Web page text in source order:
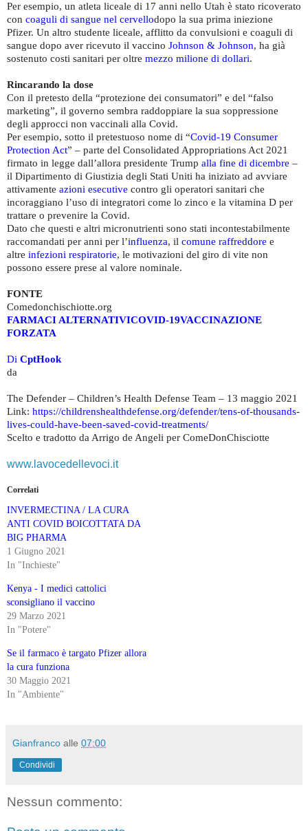
Per esempio, un atleta liceale di 17 anni nello Utah è stato ricoverato
con coaguli di sangue nel cervellodopo la sua prima iniezione
Pfizer. Un altro studente liceale, afflitto da convulsioni e coaguli di
sangue dopo aver ricevuto il vaccino Johnson & Johnson, ha già
sostenuto costi sanitari per oltre mezzo milione di dollari.
Rincarando la dose
Con il pretesto della “protezione dei consumatori” e del “falso
marketing”, il governo sembra raddoppiare la sua soppressione
degli approcci non vaccinali alla Covid.
Per esempio, sotto il pretestuoso nome di “Covid-19 Consumer
Protection Act” – parte del Consolidated Appropriations Act 2021
firmato in legge dall’allora presidente Trump alla fine di dicembre –
il Dipartimento di Giustizia degli Stati Uniti ha iniziato ad avviare
attivamente azioni esecutive contro gli operatori sanitari che
incoraggiano l’uso di integratori come lo zinco e la vitamina D per
trattare o prevenire la Covid.
Dato che questi e altri micronutrienti sono stati incontestabilmente
raccomandati per anni per l’influenza, il comune raffreddore e
altre infezioni respiratorie, le motivazioni del giro di vite non
possono essere prese al valore nominale.
FONTE
Comedonchischiotte.org
FARMACI ALTERNATIVICOVID-19VACCINAZIONE
FORZATA
Di CptHook
da
The Defender – Children’s Health Defense Team – 13 maggio 2021
Link: https://childrenshealthdefense.org/defender/tens-of-thousands-
lives-could-have-been-saved-covid-treatments/
Scelto e tradotto da Arrigo de Angeli per ComeDonChisciotte
www.lavocedellevoci.it
Correlati
INVERMECTINA / LA CURA
ANTI COVID BOICOTTATA DA
BIG PHARMA
1 Giugno 2021
In "Inchieste"
Kenya - I medici cattolici
sconsigliano il vaccino
29 Marzo 2021
In "Potere"
Se il farmaco è targato Pfizer allora
la cura funziona
30 Maggio 2021
In "Ambiente"
Gianfranco alle 07:00
Condividi
Nessun commento: